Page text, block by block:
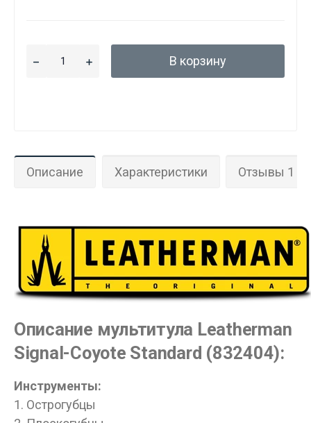
В корзину
Описание Характеристики Отзывы 1
Описание мультитула Leatherman
Signal-Coyote Standard (832404):
Инструменты:
1. Острогубцы